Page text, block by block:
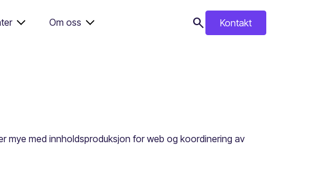
Om oss search Kontakt
mye med innholdsproduksjon for web og koordinering av